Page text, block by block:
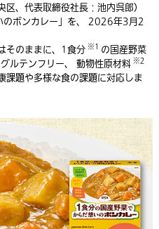
、代表取締役社長：池内呉郎）
ボンカレー」を、
2026年3月2
そのままに、1食分※1 の国産野菜
ルテンフリー、
動物性原材料 ※2
課題や多様な食の課題に対応しま